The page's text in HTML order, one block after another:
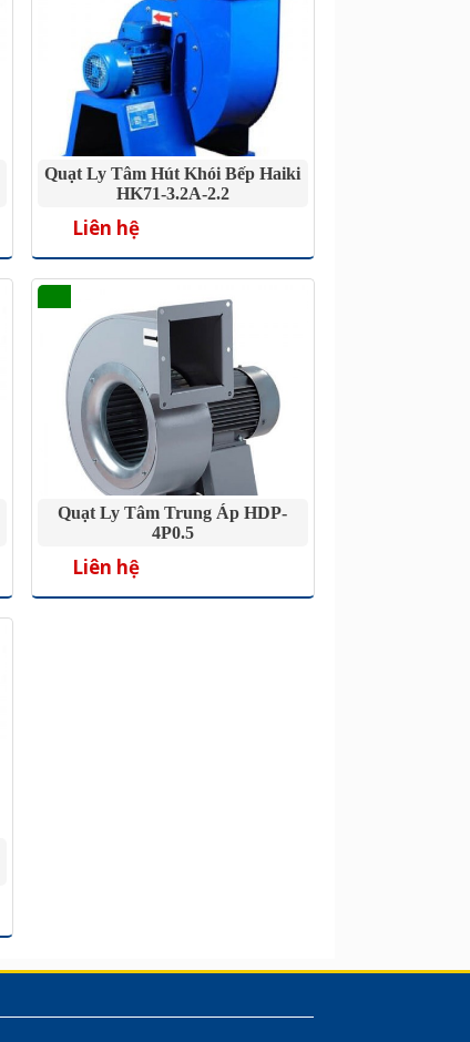
Quạt Ly Tâm Hút Khói Bếp Haiki
HK71-3.2A-2.2
Liên hệ
Quạt Ly Tâm Trung Áp HDP-
4P0.5
Liên hệ